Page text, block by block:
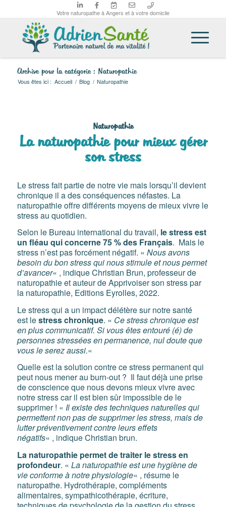
Votre naturopathe à Angers et à votre domicile
Archive pour la catégorie : Naturopathie
Vous êtes ici : Accueil / Blog / Naturopathie
Naturopathie
La naturopathie pour mieux gérer
son stress
Le stress fait partie de notre vie mais lorsqu’il devient
chronique il a des conséquences néfastes. La
naturopathie offre différents moyens de mieux vivre le
stress au quotidien.
Selon le Bureau international du travail, le stress est
un fléau qui concerne 75 % des Français. Mais le
stress n’est pas forcément négatif. « Nous avons
besoin du bon stress qui nous stimule et nous permet
d’avancer« , indique Christian Brun, professeur de
naturopathie et auteur de Apprivoiser son stress par
la naturopathie, Editions Eyrolles, 2022.
Le stress qui a un impact délétère sur notre santé
est lestress chronique. « Ce stress chronique est
en plus communicatif. Si vous êtes entouré (é) de
personnes stressées en permanence, nul doute que
vous le serez aussi.«
Quelle est la solution contre ce stress permanent qui
peut nous mener au burn-out ? Il faut déjà une prise
de conscience que nous devons mieux vivre avec
notre stress car il est bien sûr impossible de le
supprimer ! « Il existe des techniques naturelles qui
permettent non pas de supprimer les stress, mais de
lutter préventivement contre leurs effets
négatifs« , indique Christian brun.
La naturopathie permet de traiter le stress en
profondeur. « La naturopathie est une hygiène de
vie conforme à notre physiologie« , résume le
naturopathe. Hydrothérapie, compléments
alimentaires, sympathicothérapie, écriture,